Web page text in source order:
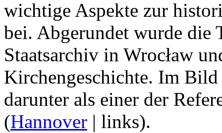
wichtige Aspekte zur
bei. Abgerundet wurde die
Staatsarchiv in Wrocław
Kirchengeschichte. Im
darunter als einer der
(Hannover | links).